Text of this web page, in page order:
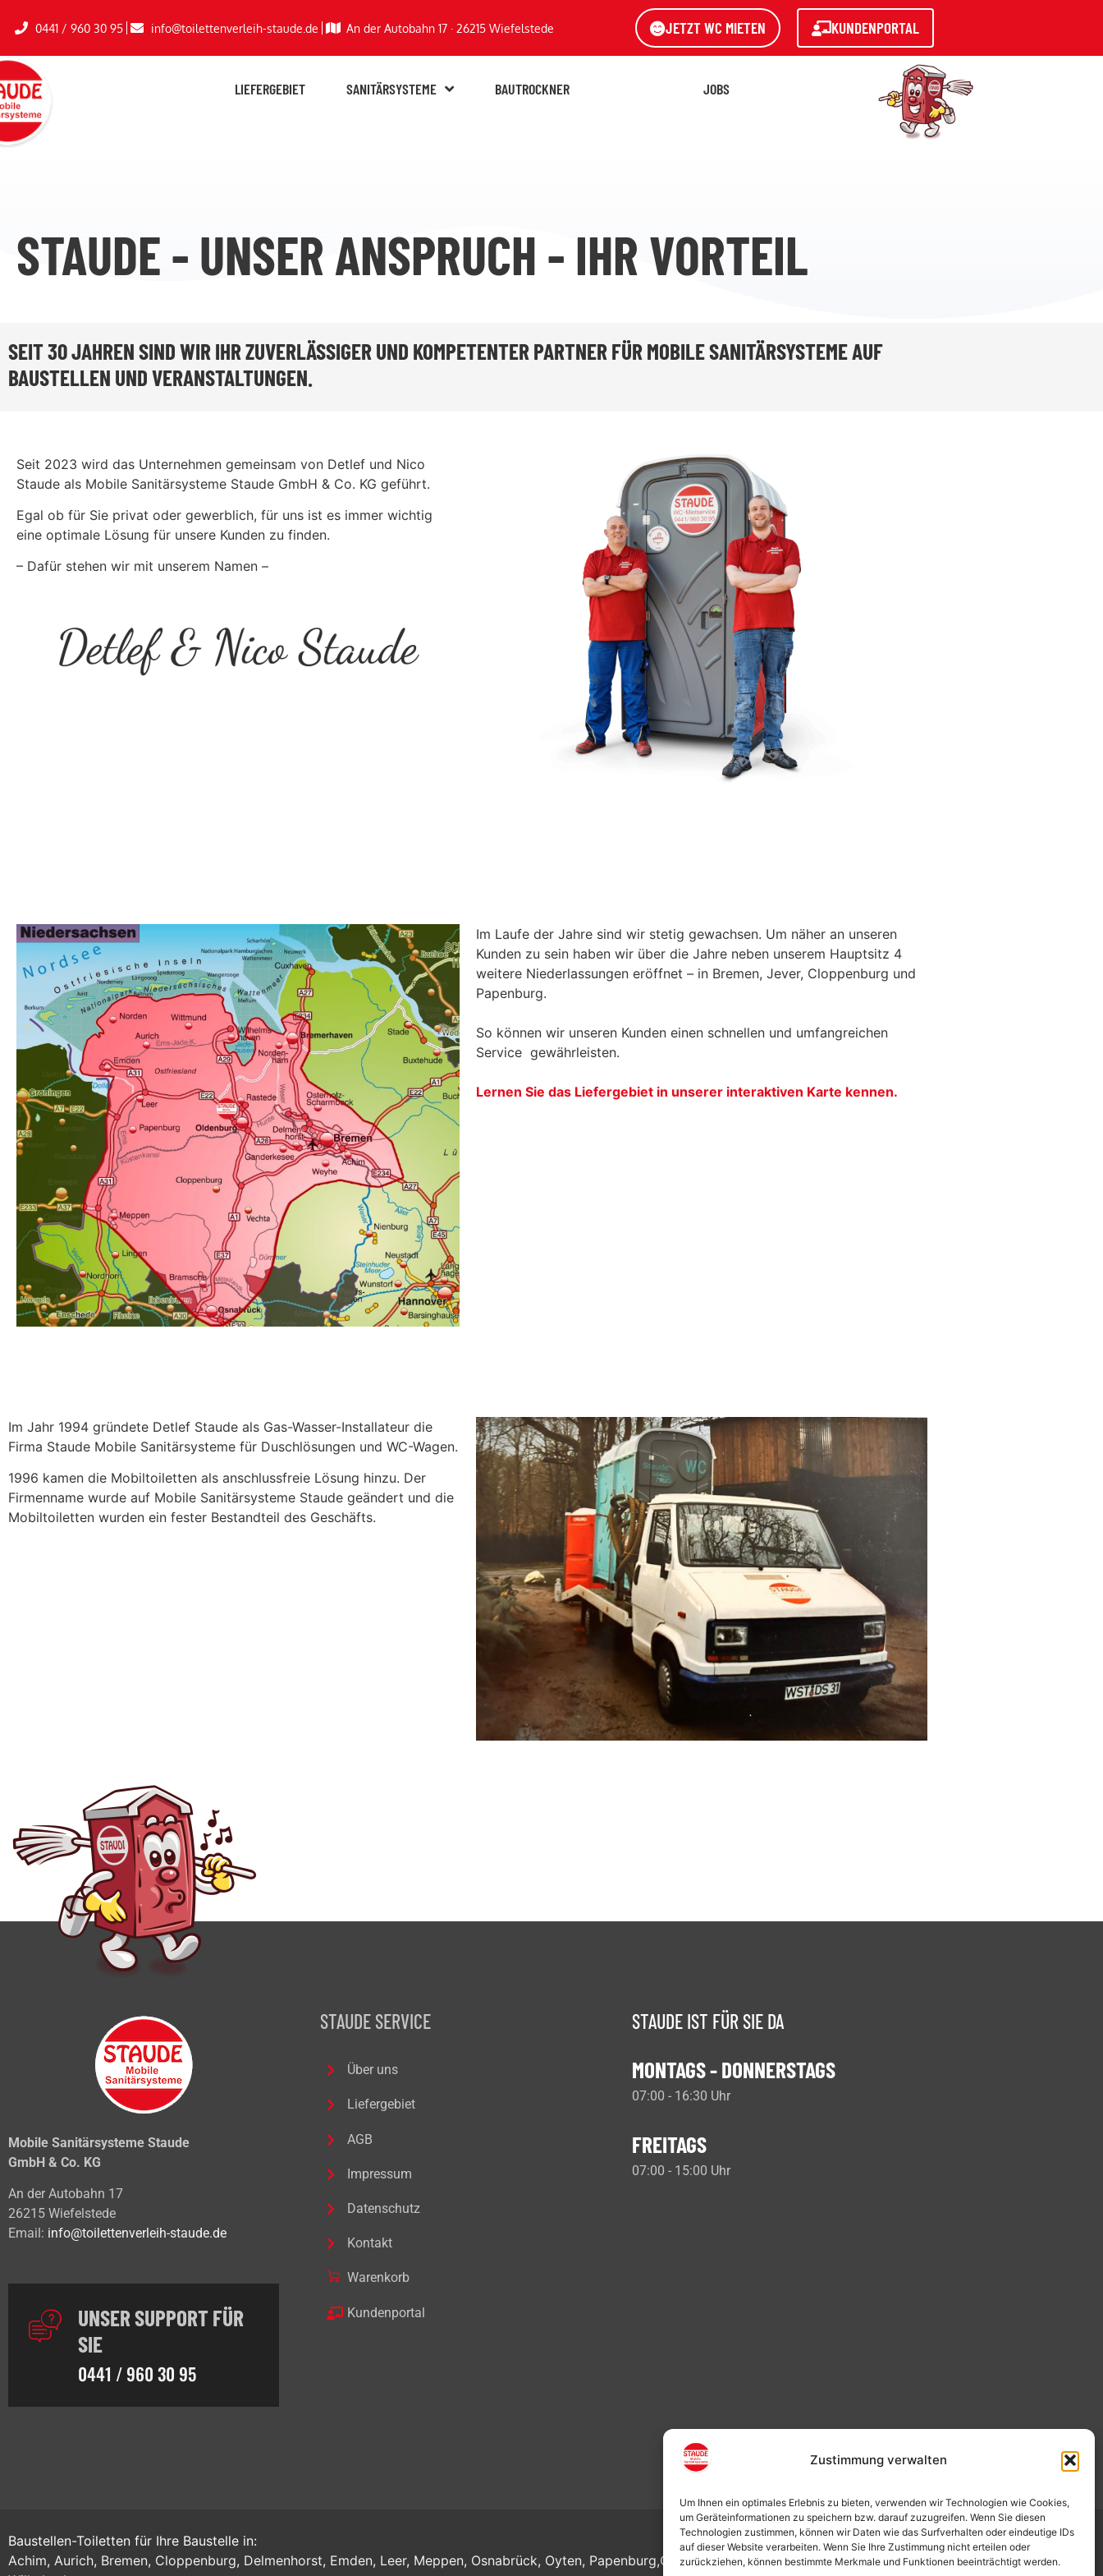
Zustimmung verwalten
Um Ihnen ein optimales Erlebnis zu bieten, verwenden wir Technologien wie Cookies,
um Geräteinformationen zu speichern bzw. darauf zuzugreifen. Wenn Sie diesen
Technologien zustimmen, können wir Daten wie das Surfverhalten oder eindeutige IDs
auf dieser Website verarbeiten. Wenn Sie Ihre Zustimmung nicht erteilen oder
zurückziehen, können bestimmte Merkmale und Funktionen beeinträchtigt werden.
0441 / 960 30 95 info@toilettenverleih-staude.de An der Autobahn 17 · 26215 Wiefelstede JETZT WC MIETEN KUNDENPORTAL
LIEFERGEBIET SANITÄRSYSTEME BAUTROCKNER JOBS
STAUDE - UNSER ANSPRUCH - IHR VORTEIL
SEIT 30 JAHREN SIND WIR IHR ZUVERLÄSSIGER UND KOMPETENTER PARTNER FÜR MOBILE SANITÄRSYSTEME AUF
BAUSTELLEN UND VERANSTALTUNGEN.
Seit 2023 wird das Unternehmen gemeinsam von Detlef und Nico
Staude als Mobile Sanitärsysteme Staude GmbH & Co. KG geführt.
Egal ob für Sie privat oder gewerblich, für uns ist es immer wichtig
eine optimale Lösung für unsere Kunden zu finden.
– Dafür stehen wir mit unserem Namen –
Im Laufe der Jahre sind wir stetig gewachsen. Um näher an unseren
Kunden zu sein haben wir über die Jahre neben unserem Hauptsitz 4
weitere Niederlassungen eröffnet – in Bremen, Jever, Cloppenburg und
Papenburg.
So können wir unseren Kunden einen schnellen und umfangreichen
Service gewährleisten.
Lernen Sie das Liefergebiet in unserer interaktiven Karte kennen.
Im Jahr 1994 gründete Detlef Staude als Gas-Wasser-Installateur die
Firma Staude Mobile Sanitärsysteme für Duschlösungen und WC-Wagen.
1996 kamen die Mobiltoiletten als anschlussfreie Lösung hinzu. Der
Firmenname wurde auf Mobile Sanitärsysteme Staude geändert und die
Mobiltoiletten wurden ein fester Bestandteil des Geschäfts.
Mobile Sanitärsysteme Staude
GmbH & Co. KG
An der Autobahn 17
26215 Wiefelstede
Email: info@toilettenverleih-staude.de
UNSER SUPPORT FÜR
SIE
0441 / 960 30 95
STAUDE SERVICE
Über uns
Liefergebiet
AGB
Impressum
Datenschutz
Kontakt
Warenkorb
Kundenportal
STAUDE IST FÜR SIE DA
MONTAGS - DONNERSTAGS
07:00 - 16:30 Uhr
FREITAGS
07:00 - 15:00 Uhr
Baustellen-Toiletten für Ihre Baustelle in:
Achim, Aurich, Bremen, Cloppenburg, Delmenhorst, Emden, Leer, Meppen, Osnabrück, Oyten, Papenburg,Quakenbrück,Varel,Vechta,